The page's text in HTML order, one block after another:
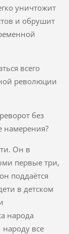
уничтожит
и обрушит
всего
революции
без
намерения?
Он в
первые три,
поддаётся
в детском
народа
все